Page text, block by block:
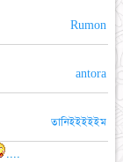
Rumon
antora
তানিইইইইইম